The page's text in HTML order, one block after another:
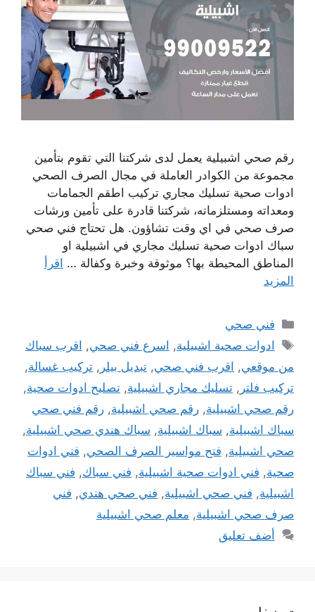
رقم صحي اشبيلية يعمل لدى شركتنا التي تقوم بتأمين
مجموعة من الكوادر العاملة في مجال الصرف الصحي
ادوات صحية تسليك مجاري تركيب اطقم الجمامات
ومعداته ومستلزماته، شركتنا قادرة على تأمين ورشات
صرف صحي في اي وقت تشاؤون. هل تحتاج فني صحي
سباك ادوات صحية تسليك مجاري في اشبيلية او
المناطق المحيطة بها؟ موثوقة وخبرة وكفالة … اقرأ
المزيد
التصنيفات
فني صحي
الوسوم
ادوات صحية اشبيلية, اسرع فني صحي, اقرب سباك
من موقعي, اقرب فني صحي, تبديل بيلر , تركيب غسالة,
تركيب فلتر , تسليك مجاري اشبيلية, تصليح ادوات صحية,
رقم صحي اشبيلية, رقم صحي اشبيلية, رقم فني صحي
سباك اشبيلية, سباك اشبيلية, سباك هندي صحي اشبيلية,
صحي اشبيلية, فتح مواسير الصرف الصحي, فني ادوات
صحية, فني ادوات صحية اشبيلية, فني سباك, فني سباك
اشبيلية, فني صحي اشبيلية, فني صحي هندي, فني
صرف صحي اشبيلية, معلم صحي اشبيلية
أضف تعليق